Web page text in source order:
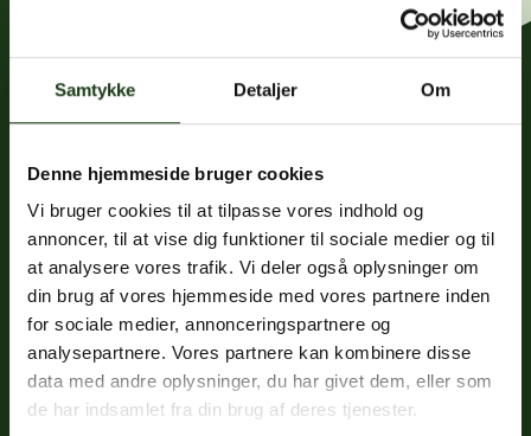
Samtykke Detaljer Om
Denne hjemmeside bruger cookies
Vi bruger cookies til at tilpasse vores indhold og
annoncer, til at vise dig funktioner til sociale medier og til
at analysere vores trafik. Vi deler også oplysninger om
din brug af vores hjemmeside med vores partnere inden
for sociale medier, annonceringspartnere og
analysepartnere. Vores partnere kan kombinere disse
data med andre oplysninger, du har givet dem, eller som
de har indsamlet fra din brug af deres tjenester.
Fredericiavej 69B, st.
7100 Vejle
CVR: 32334512
Trustpilot
Sociale medier